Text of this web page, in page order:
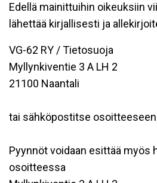
Edellä mainittuihin oikeuksiin
lähettää kirjallisesti ja
VG-62 RY / Tietosuoja
Myllynkiventie 3 A LH 2
21100 Naantali
tai sähköpostitse osoitteeseen
Pyynnöt voidaan esittää myös
osoitteessa